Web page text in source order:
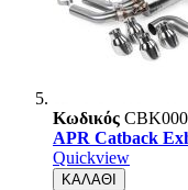
Κωδικός
APR Catback
Quickview
ΚΑΛΑΘΙ